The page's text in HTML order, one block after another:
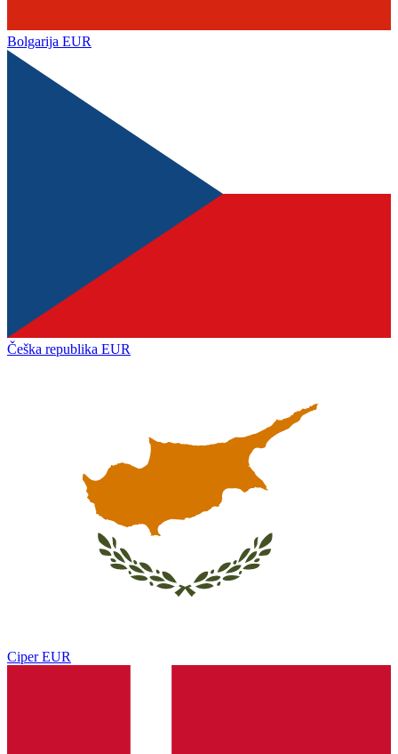
Bolgarija EUR
Češka republika EUR
Ciper EUR